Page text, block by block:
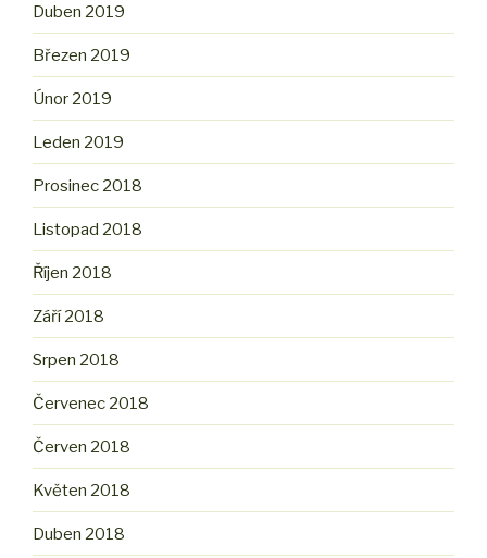
Duben 2019
Březen 2019
Únor 2019
Leden 2019
Prosinec 2018
Listopad 2018
Říjen 2018
Září 2018
Srpen 2018
Červenec 2018
Červen 2018
Květen 2018
Duben 2018